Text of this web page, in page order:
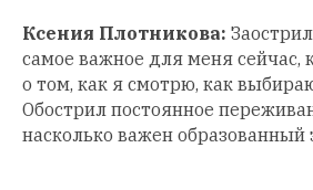
Ксения Плотникова:
самое важное для меня сейчас,
о том, как я смотрю, как
Обострил постоянное
насколько важен образованный